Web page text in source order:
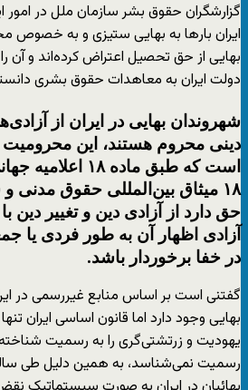
گزارشگران حقوق بشر سازمان ملل در
ایران بارها به بهایی ستیزی و به خصوص
بهایی از حق تحصیل اعتراض کرده‌اند و آن
دولت ایران به معاهدات حقوق بشری
شهروندان بهایی در ایران از
دینی محروم هستند، این
است که طبق ماده
۱۸ میثاق بین‌المللی حقوق
حق دارد از آزادی دین و تغییر دین
آزادی اظهار آن به طور فردی یا
در خفا برخوردار باشد.
گفتنی است بر اساس منابع غیررسمی در
بهایی وجود دارد اما قانون اساسی ایران
یهودیت و زرتشتی‌گری را به رسمیت
رسمیت نمی‌شناسد، به همین دلیل طی